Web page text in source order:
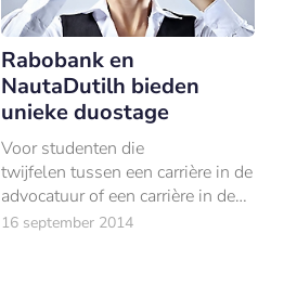
Rabobank en
NautaDutilh bieden
unieke duostage
Voor studenten die
twijfelen tussen een carrière in de
advocatuur of een carrière in de
bancaire sector als bedrijfsjurist
16 september 2014